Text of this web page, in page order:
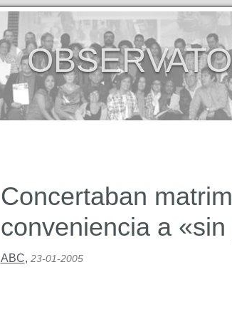
Concertaban
conveniencia a
ABC, 23-01-2005